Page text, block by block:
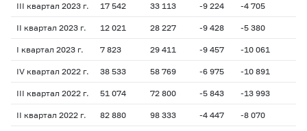
III квартал 2023 г. 17 542 33 113 -9 224 -4 705
II квартал 2023 г. 12 021 28 227 -9 428 -5 380
I квартал 2023 г. 7 823 29 411 -9 457 -10 061
IV квартал 2022 г. 38 533 58 769 -6 975 -10 891
III квартал 2022 г. 51 074 72 800 -5 843 -13 993
II квартал 2022 г. 82 880 98 333 -4 447 -8 070